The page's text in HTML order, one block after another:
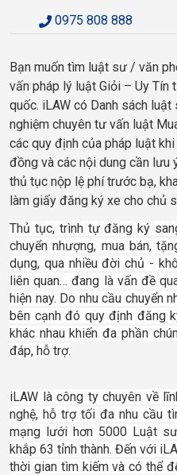
0975 808 888
Bạn muốn tìm luật sư / văn
vấn pháp lý luật Giỏi – Uy Tín
quốc. iLAW có Danh sách
nghiệm chuyên tư vấn luật
các quy định của pháp luật
đồng và các nội dung cần lưu
thủ tục nộp lệ phí trước bạ,
làm giấy đăng ký xe cho chủ
Thủ tục, trình tự đăng ký
chuyển nhượng, mua bán,
dụng, qua nhiều đời chủ -
liên quan… đang là vấn đề
hiện nay. Do nhu cầu chuyển
bên cạnh đó quy định đăng
khác nhau khiến đa phần
đáp, hỗ trợ.
iLAW là công ty chuyên về
nghệ, hỗ trợ tối đa nhu cầu
mạng lưới hơn 5000 Luật
khắp 63 tỉnh thành. Đến với
thời gian tìm kiếm và có thể